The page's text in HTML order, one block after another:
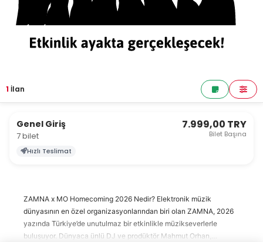
1 İlan
Genel Giriş
7 bilet
7.999,00 TRY
Bilet Başına
Hızlı Teslimat
ZAMNA x MO Homecoming 2026 Nedir? Elektronik müzik
dünyasının en özel organizasyonlarından biri olan ZAMNA, 2026
yazında Türkiye’de unutulmaz bir etkinlikle müzikseverlerle
buluşuyor. Dünyaca ünlü DJ ve prodüktör Mahmut Orhan,